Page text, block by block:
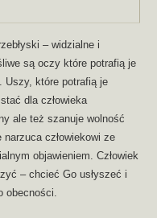
– widzialne i
są oczy które potrafią je
Uszy, które potrafią je
dla człowieka
ale też szanuje wolność
człowiekowi ze
objawieniem. Człowiek
– chcieć Go usłyszeć i
obecności.